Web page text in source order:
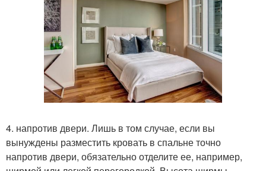
4. напротив двери. Лишь в том случае, если вы
вынуждены разместить кровать в спальне точно
напротив двери, обязательно отделите ее, например,